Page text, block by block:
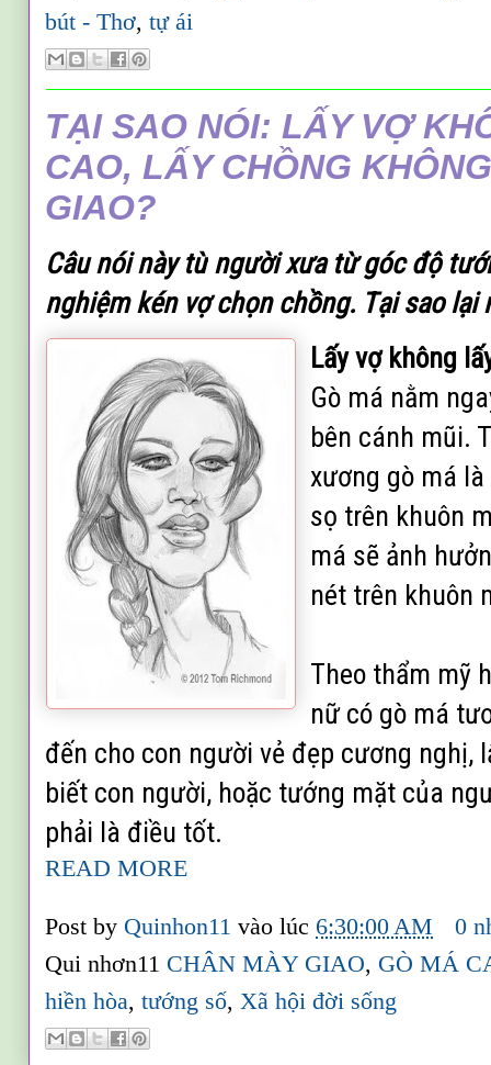
bút - Thơ,tự ái
TẠI SAO NÓI: LẤY VỢ
CAO, LẤY CHỒNG
GIAO?
Câu nói này từngười xưa từ góc độ
nghiệm kén vợ chọn chồng. Tại sao lại
Lấy vợ không
Gò má nằm
bên cánh mũi.
xương gò má
sọ trên khuôn
má sẽ ảnh
nét trên khuôn
Theo thẩm mỹ
nữ có gò má
đến cho con người vẻ đẹp cương nghị,
biết con người, hoặc tướng mặt của
phải là điều tốt.
READ MORE
Post by Quinhon11vào lúc 6:30:00 AM
0
Qui nhơn11 CHÂN MÀY GIAO, GÒ MÁ
hiền hòa,tướng số,Xã hội đời sống